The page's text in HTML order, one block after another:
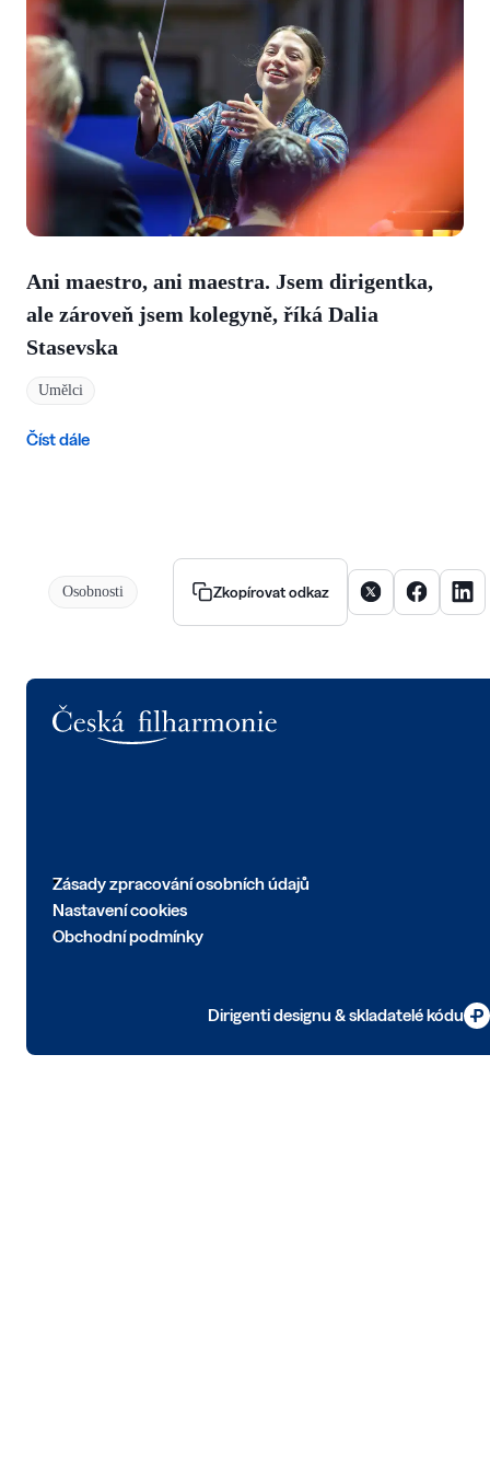
Ani maestro, ani maestra. Jsem dirigentka,
ale zároveň jsem kolegyně, říká Dalia
Stasevska
Umělci
Číst dále
Osobnosti Zkopírovat odkaz Sdílet článek na X
Sdílet
Zásady zpracování osobních údajů
Nastavení cookies
Obchodní podmínky
Dirigenti designu & skladatelé kódu